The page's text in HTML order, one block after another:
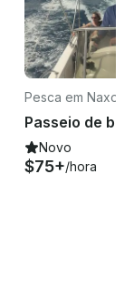
Pesca em Naxos
Novo
$75+/hora